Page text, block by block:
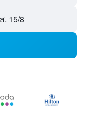
ส. 15/8